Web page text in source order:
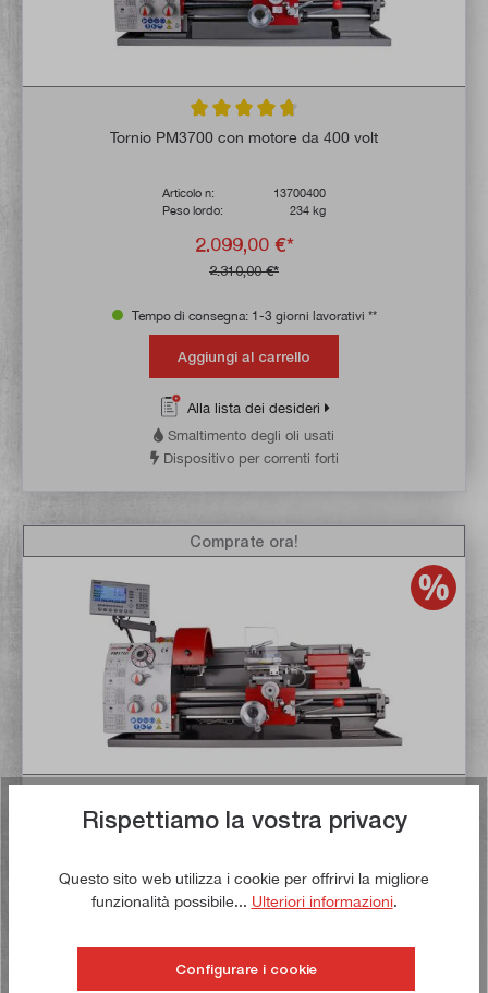
Valutazione media di 4.6 su 5 stelle
Tornio PM3700 con motore da 400 volt
Articolo n:
13700400
Peso lordo:
234 kg
2.099,00 €*
2.310,00 €*
Tempo di consegna: 1-3 giorni lavorativi **
Aggiungi al carrello
Alla lista dei desideri
Smaltimento degli oli usati
Dispositivo per correnti forti
Valutazione media di 4.6 su 5 stelle
Tornio PM3700 con motore da 400 volt con sistema di
Articolo n:
13700400-M
Peso lordo:
234 kg
Comprate ora!
Rispettiamo la vostra privacy
Questo sito web utilizza i cookie per offrirvi la migliore
funzionalità possibile... Ulteriori informazioni.
Configurare i cookie